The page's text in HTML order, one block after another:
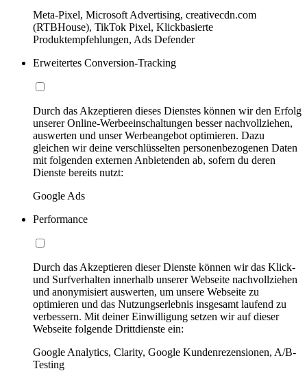
Meta-Pixel, Microsoft Advertising, creativecdn.com
(RTBHouse), TikTok Pixel, Klickbasierte
Produktempfehlungen, Ads Defender
Erweitertes Conversion-Tracking
Durch das Akzeptieren dieses Dienstes können wir den Erfolg
unserer Online-Werbeeinschaltungen besser nachvollziehen,
auswerten und unser Werbeangebot optimieren. Dazu
gleichen wir deine verschlüsselten personenbezogenen Daten
mit folgenden externen Anbietenden ab, sofern du deren
Dienste bereits nutzt:
Google Ads
Performance
Durch das Akzeptieren dieser Dienste können wir das Klick-
und Surfverhalten innerhalb unserer Webseite nachvollziehen
und anonymisiert auswerten, um unsere Webseite zu
optimieren und das Nutzungserlebnis insgesamt laufend zu
verbessern. Mit deiner Einwilligung setzen wir auf dieser
Webseite folgende Drittdienste ein:
Google Analytics, Clarity, Google Kundenrezensionen, A/B-
Testing